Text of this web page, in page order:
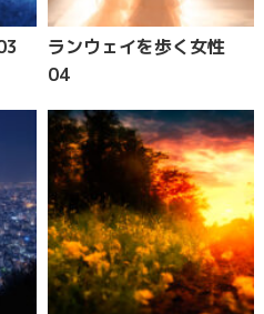
ランウェイを歩く女性
04